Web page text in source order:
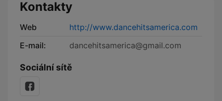
Kontakty
Web
http://www.dancehitsamerica.com
E-mail:
dancehitsamerica@gmail.com
Sociální sítě